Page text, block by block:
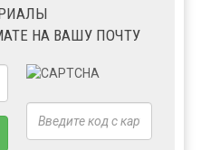
НА ВАШУ ПОЧТУ